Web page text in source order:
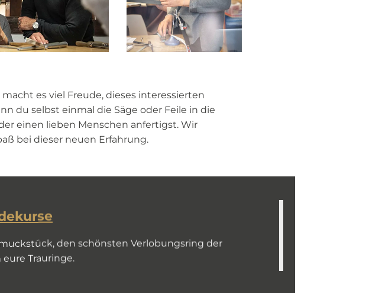
es viel Freude, dieses interessierten
du selbst einmal die Säge oder Feile in die
einen lieben Menschen anfertigst. Wir
bei dieser neuen Erfahrung.
den schönsten Verlobungsring der
Trauringe.